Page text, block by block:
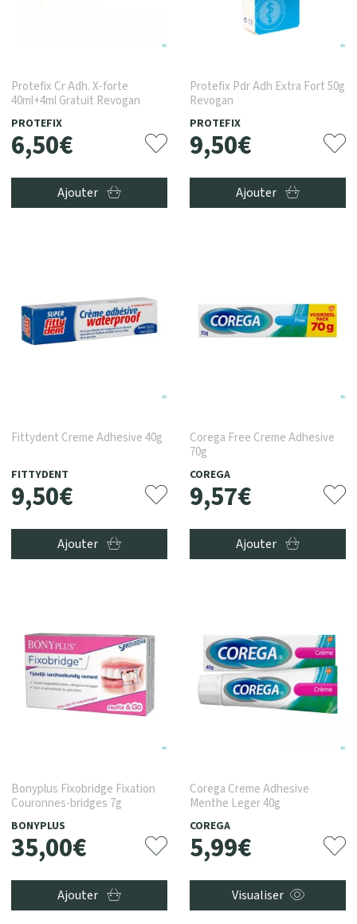
Protefix Cr Adh. X-forte
40ml+4ml Gratuit Revogan
PROTEFIX
6,50€
Ajouter
Protefix Pdr Adh Extra Fort 50g
Revogan
PROTEFIX
9,50€
Ajouter
Fittydent Creme Adhesive 40g
FITTYDENT
9,50€
Ajouter
Corega Free Creme Adhesive
70g
COREGA
9,57€
Ajouter
Bonyplus Fixobridge Fixation
Couronnes-bridges 7g
BONYPLUS
35,00€
Ajouter
Corega Creme Adhesive
Menthe Leger 40g
COREGA
5,99€
Visualiser